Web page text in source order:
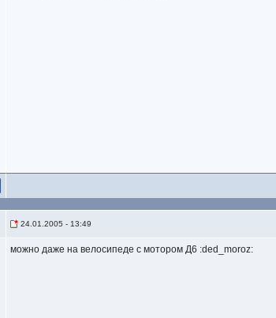
24.01.2005 - 13:49
можно даже на велосипеде с мотором Д6 :ded_moroz: